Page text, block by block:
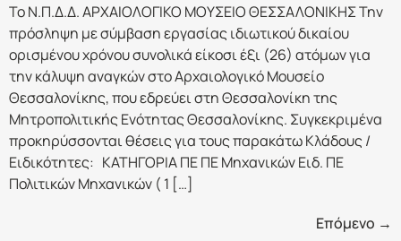
Το Ν.Π.Δ.Δ. ΑΡΧΑΙΟΛΟΓΙΚΟ ΜΟΥΣΕΙΟ ΘΕΣΣΑΛΟΝΙΚΗΣ Την
πρόσληψη με σύμβαση εργασίας ιδιωτικού δικαίου
ορισμένου χρόνου συνολικά είκοσι έξι (26) ατόμων για
την κάλυψη αναγκών στο Αρχαιολογικό Μουσείο
Θεσσαλονίκης, που εδρεύει στη Θεσσαλονίκη της
Μητροπολιτικής Ενότητας Θεσσαλονίκης. Συγκεκριμένα
προκηρύσσονται θέσεις για τους παρακάτω Κλάδους /
Ειδικότητες: ΚΑΤΗΓΟΡΙΑ ΠΕ ΠΕ Μηχανικών Ειδ. ΠΕ
Πολιτικών Μηχανικών ( 1 […]
Επόμενο →